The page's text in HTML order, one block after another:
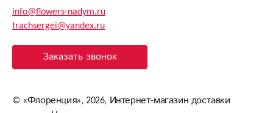
info@flowers-nadym.ru
trachsergei@yandex.ru
Заказать звонок
© «Флоренция», 2026, Интернет-магазин доставки